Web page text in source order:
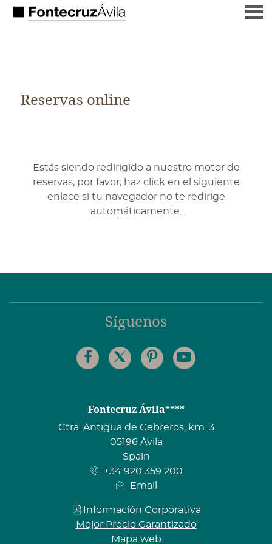
Reservas online
Estás siendo redirigido a nuestro motor de
reservas, por favor, haz click en el siguiente
enlace si tu navegador no te redirige
automáticamente.
Fontecruz Ávila****
Ctra. Antigua de Cebreros, km. 3
05196 Ávila
Spain
+34 920 359 200
Email
Información Corporativa
Mejor Precio Garantizado
Mapa web
Síguenos
Facebook
TwitterPinterestYoutube